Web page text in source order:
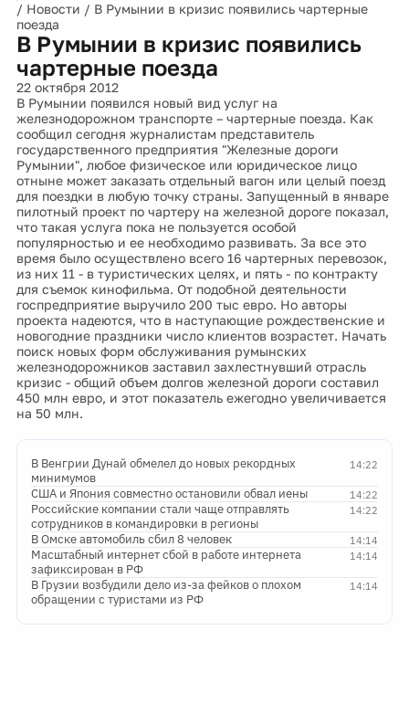
/ Новости / В Румынии в кризис появились чартерные
поезда
В Румынии в кризис появились
чартерные поезда
22 октября 2012
В Румынии появился новый вид услуг на
железнодорожном транспорте – чартерные поезда. Как
сообщил сегодня журналистам представитель
государственного предприятия "Железные дороги
Румынии", любое физическое или юридическое лицо
отныне может заказать отдельный вагон или целый поезд
для поездки в любую точку страны. Запущенный в январе
пилотный проект по чартеру на железной дороге показал,
что такая услуга пока не пользуется особой
популярностью и ее необходимо развивать. За все это
время было осуществлено всего 16 чартерных перевозок,
из них 11 - в туристических целях, и пять - по контракту
для съемок кинофильма. От подобной деятельности
госпредприятие выручило 200 тыс евро. Но авторы
проекта надеются, что в наступающие рождественские и
новогодние праздники число клиентов возрастет. Начать
поиск новых форм обслуживания румынских
железнодорожников заставил захлестнувший отрасль
кризис - общий объем долгов железной дороги составил
450 млн евро, и этот показатель ежегодно увеличивается
на 50 млн.
14:22
В Венгрии Дунай обмелел до новых рекордных
минимумов
14:22
США и Япония совместно остановили обвал иены
14:22
Российские компании стали чаще отправлять
сотрудников в командировки в регионы
14:14
В Омске автомобиль сбил 8 человек
14:14
Масштабный интернет сбой в работе интернета
зафиксирован в РФ
14:14
В Грузии возбудили дело из-за фейков о плохом
обращении с туристами из РФ